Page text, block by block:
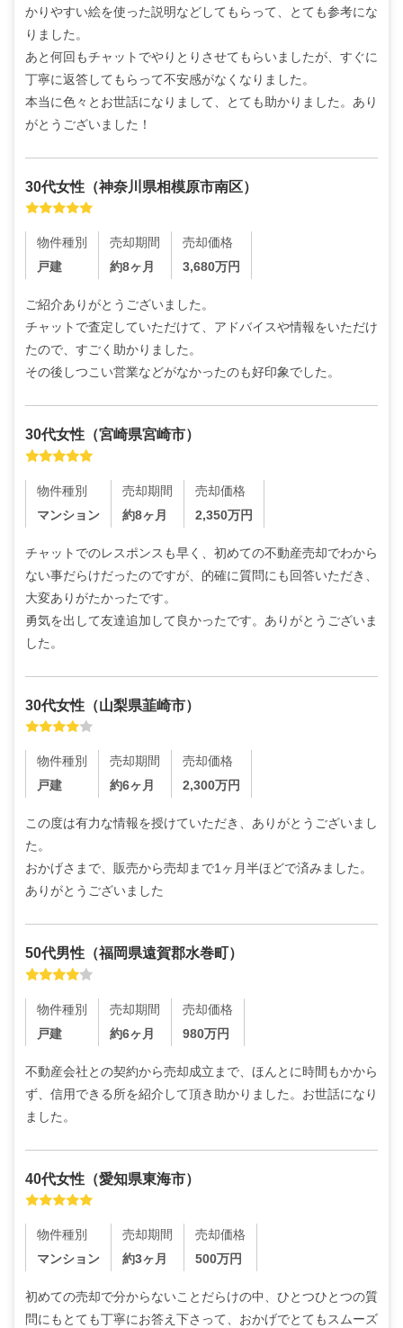
かりやすい絵を使った説明などしてもらって、とても参考にな
りました。
あと何回もチャットでやりとりさせてもらいましたが、すぐに
丁寧に返答してもらって不安感がなくなりました。
本当に色々とお世話になりまして、とても助かりました。あり
がとうございました！
30代女性 （神奈川県相模原市南区）
物件種別
戸建
売却期間
約8ヶ月
売却価格
3,680万円
ご紹介ありがとうございました。
チャットで査定していただけて、アドバイスや情報をいただけ
たので、すごく助かりました。
その後しつこい営業などがなかったのも好印象でした。
30代女性 （宮崎県宮崎市）
物件種別
マンション
売却期間
約8ヶ月
売却価格
2,350万円
チャットでのレスポンスも早く、初めての不動産売却でわから
ない事だらけだったのですが、的確に質問にも回答いただき、
大変ありがたかったです。
勇気を出して友達追加して良かったです。ありがとうございま
した。
30代女性 （山梨県韮崎市）
物件種別
戸建
売却期間
約6ヶ月
売却価格
2,300万円
この度は有力な情報を授けていただき、ありがとうございまし
た。
おかげさまで、販売から売却まで1ヶ月半ほどで済みました。
ありがとうございました
50代男性 （福岡県遠賀郡水巻町）
物件種別
戸建
売却期間
約6ヶ月
売却価格
980万円
不動産会社との契約から売却成立まで、ほんとに時間もかから
ず、信用できる所を紹介して頂き助かりました。お世話になり
ました。
40代女性 （愛知県東海市）
物件種別
マンション
売却期間
約3ヶ月
売却価格
500万円
初めての売却で分からないことだらけの中、ひとつひとつの質
問にもとても丁寧にお答え下さって、おかげでとてもスムーズ